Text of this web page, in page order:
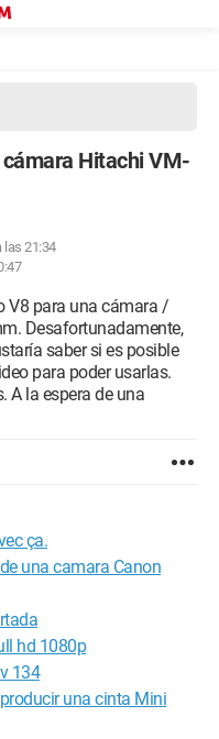
Hitachi VM-
las 21:34
V8 para una cámara /
Desafortunadamente,
saber si es posible
para poder usarlas.
A la espera de una
ça.
una camara Canon
hd 1080p
134
una cinta Mini